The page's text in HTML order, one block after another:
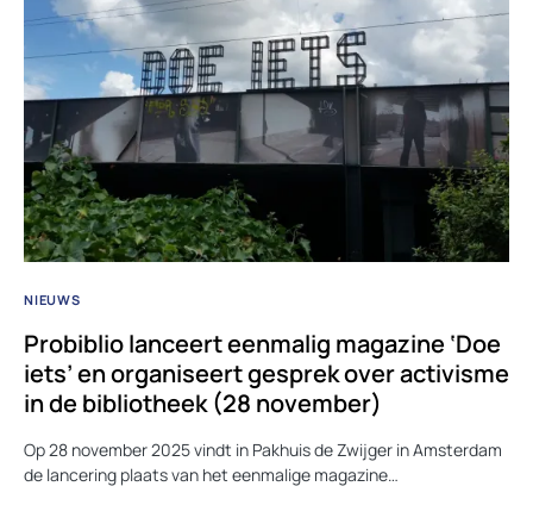
NIEUWS
Probiblio lanceert eenmalig magazine ‘Doe
iets’ en organiseert gesprek over activisme
in de bibliotheek (28 november)
Op 28 november 2025 vindt in Pakhuis de Zwijger in Amsterdam
de lancering plaats van het eenmalige magazine…